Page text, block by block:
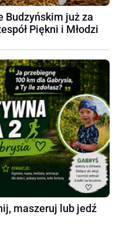
Budzyńskim już za
Piękni i Młodzi
maszeruj lub jedź